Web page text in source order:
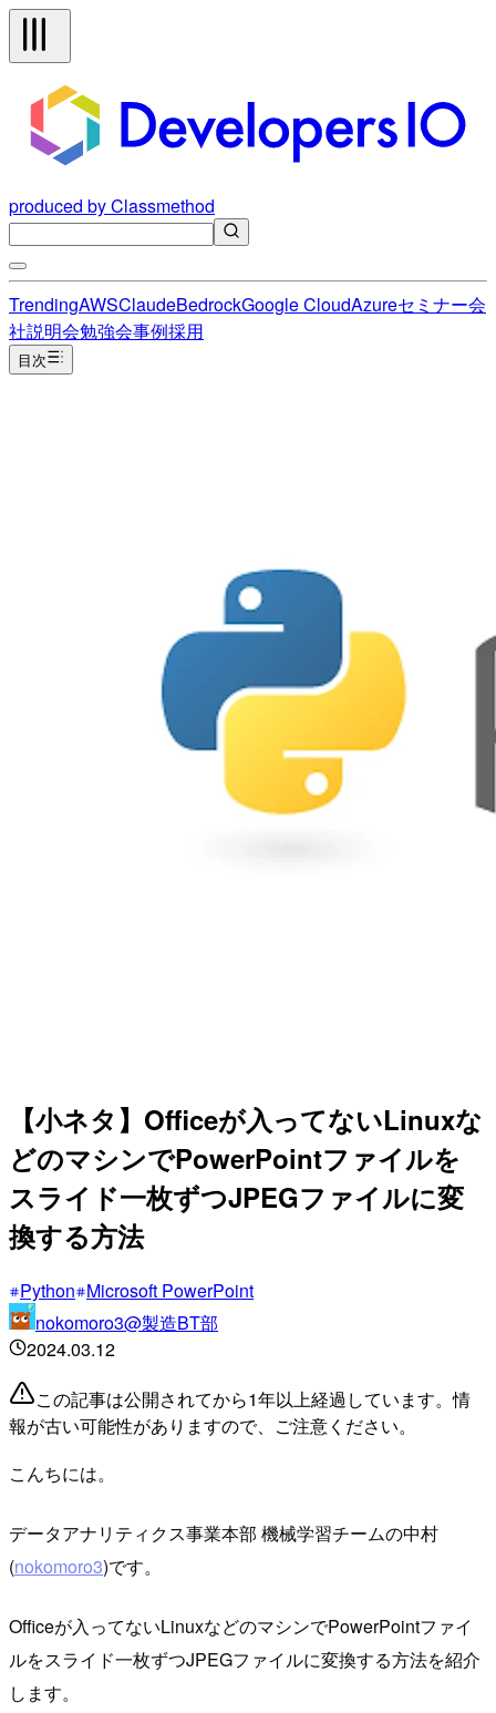
produced by Classmethod
TrendingAWSClaudeBedrockGoogle CloudAzureセミナー会
社説明会勉強会事例採用
目次
【小ネタ】Officeが入ってないLinuxな
どのマシンでPowerPointファイルを
スライド一枚ずつJPEGファイルに変
換する方法
Python Microsoft PowerPoint
nokomoro3@製造BT部
2024.03.12
この記事は公開されてから1年以上経過しています。情
報が古い可能性がありますので、ご注意ください。
こんちには。
データアナリティクス事業本部 機械学習チームの中村
(nokomoro3)です。
Officeが入ってないLinuxなどのマシンでPowerPointファイ
ルをスライド一枚ずつJPEGファイルに変換する方法を紹介
します。